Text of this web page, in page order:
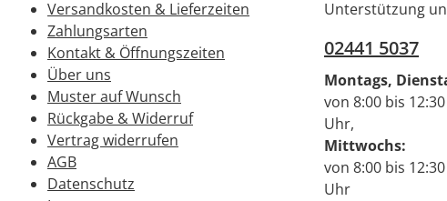
Versandkosten & Lieferzeiten
Zahlungsarten
Kontakt & Öffnungszeiten
Über uns
Muster auf Wunsch
Rückgabe & Widerruf
Vertrag widerrufen
AGB
Datenschutz
Unterstützung
02441 5037
Montags,
von 8:00 bis
Uhr,
Mittwochs:
von 8:00 bis
Uhr